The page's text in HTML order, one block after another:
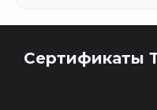
Сертификаты